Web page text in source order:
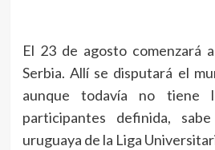
El 23 de agosto comenzará
Serbia. Allí se disputará el
aunque todavía no tiene
participantes definida,
uruguaya de la Liga